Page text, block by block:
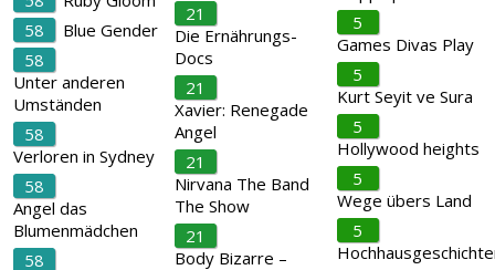
58
Blue Gender
58
Unter anderen
Umständen
58
Verloren in Sydney
58
Angel das
Blumenmädchen
58
21
Die Ernährungs-
Docs
21
Xavier: Renegade
Angel
21
Nirvana The Band
The Show
21
Body Bizarre –
5
Games Divas Play
5
Kurt Seyit ve Sura
5
Hollywood heights
5
Wege übers Land
5